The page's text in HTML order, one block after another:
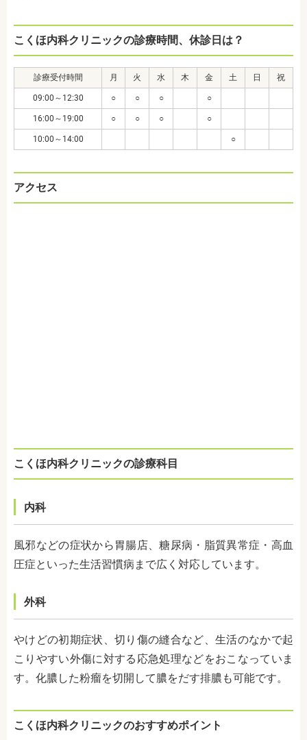
こくほ内科クリニックの診療時間、休診日は？
診療受付時間 月 火 水 木 金 土 日 祝
09:00～12:30 ○ ○ ○ ○
16:00～19:00 ○ ○ ○ ○
10:00～14:00 ○
アクセス
こくほ内科クリニックの診療科目
内科
風邪などの症状から胃腸店、糖尿病・脂質異常症・高血
圧症といった生活習慣病まで広く対応しています。
外科
やけどの初期症状、切り傷の縫合など、生活のなかで起
こりやすい外傷に対する応急処理などをおこなっていま
す。化膿した粉瘤を切開して膿をだす排膿も可能です。
こくほ内科クリニックのおすすめポイント